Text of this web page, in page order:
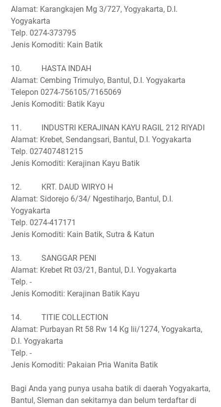
Alamat: Karangkajen Mg 3/727, Yogyakarta, D.I.
Yogyakarta
Telp. 0274-373795
Jenis Komoditi: Kain Batik
10.
HASTA INDAH
Alamat: Cembing Trimulyo, Bantul, D.I. Yogyakarta
Telepon 0274-756105/7165069
Jenis Komoditi: Batik Kayu
11.
INDUSTRI KERAJINAN KAYU RAGIL 212 RIYADI
Alamat: Krebet, Sendangsari, Bantul, D.I. Yogyakarta
Telp. 027407481215
Jenis Komoditi: Kerajinan Kayu Batik
12.
KRT. DAUD WIRYO H
Alamat: Sidorejo 6/34/ Ngestiharjo, Bantul, D.I.
Yogyakarta
Telp. 0274-417171
Jenis Komoditi: Kain Batik, Sutra & Katun
13.
SANGGAR PENI
Alamat: Krebet Rt 03/21, Bantul, D.I. Yogyakarta
Telp. -
Jenis Komoditi: Kerajinan Batik Kayu
14.
TITIE COLLECTION
Alamat: Purbayan Rt 58 Rw 14 Kg Iii/1274, Yogyakarta,
D.I. Yogyakarta
Telp. -
Jenis Komoditi: Pakaian Pria Wanita Batik
Bagi Anda yang punya usaha batik di daerah Yogyakarta,
Bantul, Sleman dan sekitarnya dan belum terdaftar di